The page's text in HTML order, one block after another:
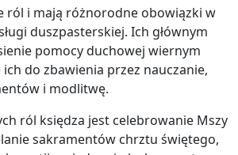
ról i mają różnorodne obowiązki w
duszpasterskiej. Ich głównym
pomocy duchowej wiernym
do zbawienia przez nauczanie,
i modlitwę.
ról księdza jest celebrowanie Mszy
sakramentów chrztu świętego,